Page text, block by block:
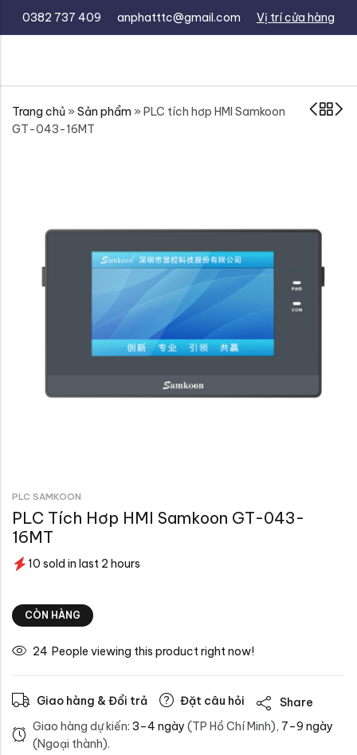
0382 737 409 anphatttc@gmail.com Vị trí cửa hàng
Trang chủ » Sản phẩm » PLC tích hơp HMI Samkoon
GT-043-16MT
PLC SAMKOON
PLC Tích Hơp HMI Samkoon GT-043-
16MT
10 sold in last 2 hours
CÒN HÀNG
24 People viewing this product right now!
Giao hàng & Đổi trả Đặt câu hỏi
Share
Giao hàng dự kiến: 3–4 ngày (TP Hồ Chí Minh), 7–9 ngày
(Ngoại thành).